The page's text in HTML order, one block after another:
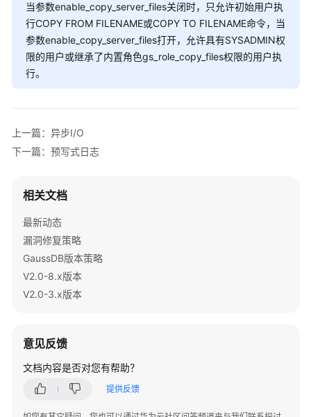
发
指
南
（集
式
开
南
布
式
_V2.0-
3.x）
指
南
（集
中
式
_V2.0-
当参数enable_copy_server_files关闭时，只允许初始用户执
行COPY FROM FILENAME或COPY TO FILENAME命令，当
参数enable_copy_server_files打开，允许具有SYSADMIN权
限的用户或继承了内置角色gs_role_copy_files权限的用户执
行。
上一篇：异步I/O
下一篇：预写式日志
相关文档
最新动态
漏洞修复策略
GaussDB版本策略
V2.0-8.x版本
V2.0-3.x版本
意见反馈
文档内容是否对您有帮助？
提供反馈